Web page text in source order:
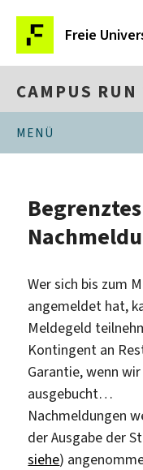
Freie
CAMPUS RUN
MENÜ
Wer sich bis zum
angemeldet hat,
Meldegeld
Kontingent an
Garantie, wenn
ausgebucht…
Nachmeldungen
der Ausgabe der
siehe)